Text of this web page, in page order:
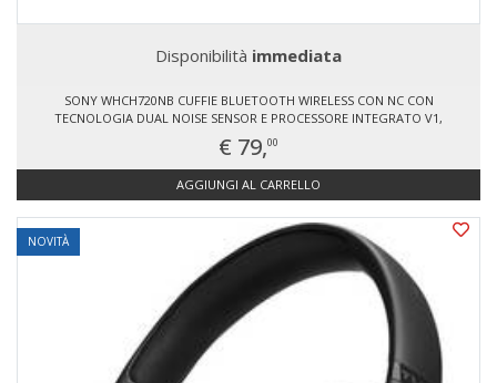
Disponibilità immediata
SONY WHCH720NB CUFFIE BLUETOOTH WIRELESS CON NC CON
TECNOLOGIA DUAL NOISE SENSOR E PROCESSORE INTEGRATO V1,
CONNESSIONE MULTIPOINT
€ 79,00
AGGIUNGI AL CARRELLO
NOVITÀ